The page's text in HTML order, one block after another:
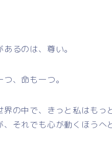
るのは、尊い。
、命も一つ。
界の中で、きっと私はも
、それでも心が動くほう